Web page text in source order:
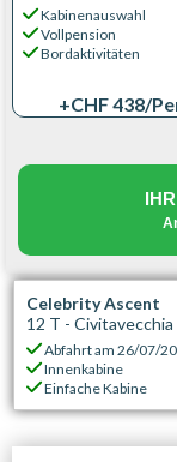
Kabinenauswahl
Vollpension
Bordaktivitäten
+CHF 438/
Celebrity Ascent
12 T - Civitavecchia
Abfahrt am26/07/
Innenkabine
Einfache Kabine